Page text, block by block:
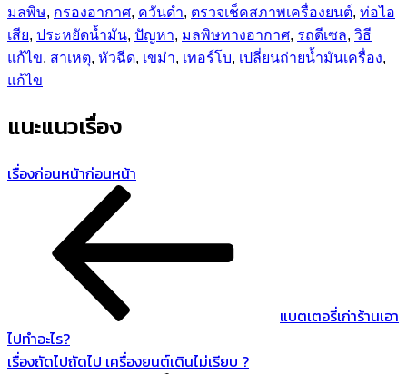
มลพิษ, กรองอากาศ, ควันดำ, ตรวจเช็คสภาพเครื่องยนต์, ท่อไอ
เสีย, ประหยัดน้ำมัน, ปัญหา, มลพิษทางอากาศ, รถดีเซล, วิธี
แก้ไข, สาเหตุ, หัวฉีด, เขม่า, เทอร์โบ, เปลี่ยนถ่ายน้ำมันเครื่อง,
แก้ไข
แนะแนวเรื่อง
เรื่องก่อนหน้าก่อนหน้า
แบตเตอรี่เก่าร้านเอา
ไปทำอะไร?
เรื่องถัดไปถัดไป เครื่องยนต์เดินไม่เรียบ ?